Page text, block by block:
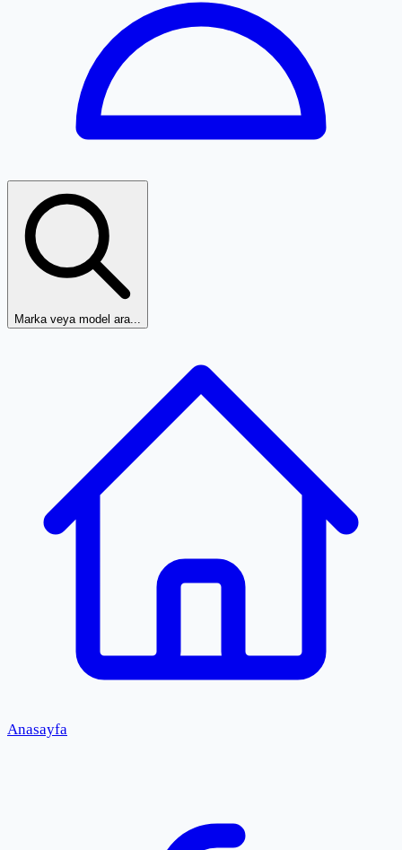
Marka veya model ara...
Anasayfa